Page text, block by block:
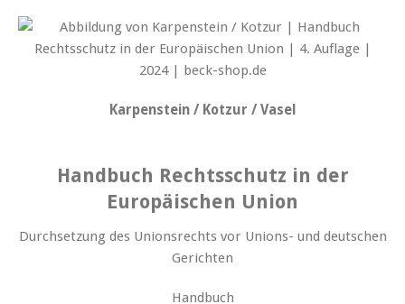
Karpenstein / Kotzur / Vasel
Handbuch Rechtsschutz in der
Europäischen Union
Durchsetzung des Unionsrechts vor Unions- und deutschen
Gerichten
Handbuch